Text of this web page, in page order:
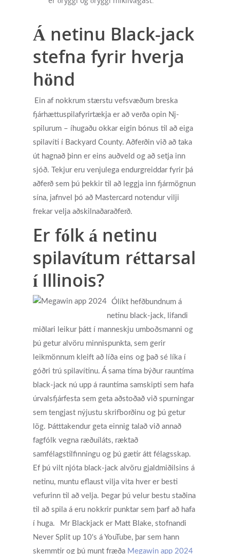
Á netinu Black-jack
stefna fyrir hverja
hönd
Ein af nokkrum stærstu vefsvæðum breska
fjárhættuspilafyrirtækja er að verða opin Nj-
spilurum – íhugaðu okkar eigin bónus til að eiga
spilavíti í Backyard County. Aðferðin við að taka
út hagnað þinn er eins auðveld og að setja inn
sjóð. Tekjur eru venjulega endurgreiddar fyrir þá
aðferð sem þú þekkir til að leggja inn fjármögnun
sína, jafnvel þó að Mastercard notendur vilji
frekar velja aðskilnaðaraðferð.
Er fólk á netinu
spilavítum réttarsal
í Illinois?
Ólíkt hefðbundnum á
netinu black-jack, lifandi
miðlari leikur þátt í manneskju umboðsmanni og
þú getur alvöru minnispunkta, sem gerir
leikmönnum kleift að líða eins og það sé líka í
góðri trú spilavítinu. Á sama tíma býður rauntíma
black-jack nú upp á rauntíma samskipti sem hafa
úrvalsfjárfesta sem geta aðstoðað við spurningar
sem tengjast nýjustu skrifborðinu og þú getur
lög. Þátttakendur geta einnig talað við annað
fagfólk vegna ræðuíláts, ræktað
samfélagstilfinningu og þú gætir átt félagsskap.
Ef þú vilt njóta black-jack alvöru gjaldmiðilsins á
netinu, muntu eflaust vilja vita hver er besti
vefurinn til að velja. Þegar þú velur bestu staðina
til að spila á eru nokkrir punktar sem þarf að hafa
í huga.
Mr Blackjack er Matt Blake, stofnandi
Never Split up 10's á YouTube, þar sem hann
skemmtir og þú munt fræða Megawin app 2024